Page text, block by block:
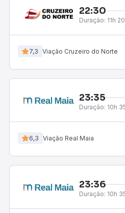
22:30
Duração: 11h
7,3 Viação Cruzeiro do Norte
23:35
Duração: 10h
6,3 Viação Real Maia
23:36
Duração: 10h